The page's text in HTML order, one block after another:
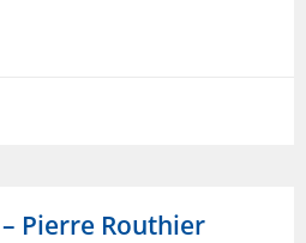
Pierre Routhier